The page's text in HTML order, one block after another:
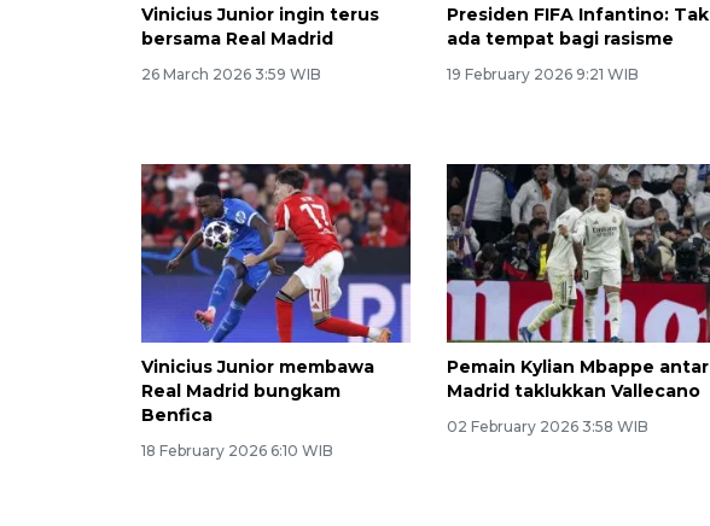
Vinicius Junior ingin terus
bersama Real Madrid
26 March 2026 3:59 WIB
Presiden FIFA Infantino: Tak
ada tempat bagi rasisme
19 February 2026 9:21 WIB
Vinicius Junior membawa
Real Madrid bungkam
Benfica
18 February 2026 6:10 WIB
Pemain Kylian Mbappe antar
Madrid taklukkan Vallecano
02 February 2026 3:58 WIB